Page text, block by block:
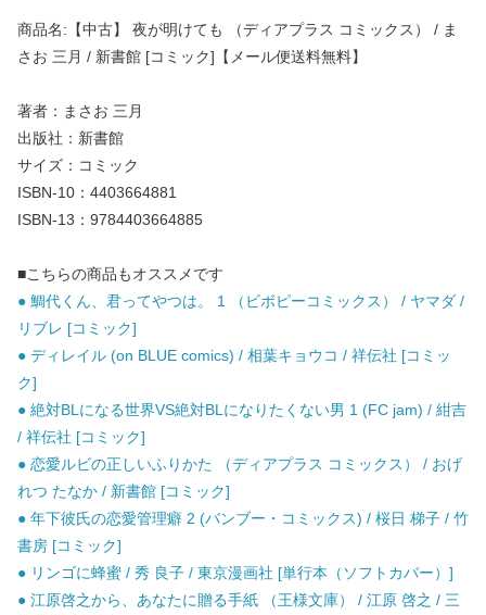
商品名:【中古】 夜が明けても （ディアプラス コミックス） / ま
さお 三月 / 新書館 [コミック]【メール便送料無料】
著者：まさお 三月
出版社：新書館
サイズ：コミック
ISBN-10：4403664881
ISBN-13：9784403664885
■こちらの商品もオススメです
● 鯛代くん、君ってやつは。 1 （ビボピーコミックス） / ヤマダ /
リブレ [コミック]
● ディレイル (on BLUE comics) / 相葉キョウコ / 祥伝社 [コミッ
ク]
● 絶対BLになる世界VS絶対BLになりたくない男 1 (FC jam) / 紺吉
/ 祥伝社 [コミック]
● 恋愛ルビの正しいふりかた （ディアプラス コミックス） / おげ
れつ たなか / 新書館 [コミック]
● 年下彼氏の恋愛管理癖 2 (バンブー・コミックス) / 桜日 梯子 / 竹
書房 [コミック]
● リンゴに蜂蜜 / 秀 良子 / 東京漫画社 [単行本（ソフトカバー）]
● 江原啓之から、あなたに贈る手紙 （王様文庫） / 江原 啓之 / 三